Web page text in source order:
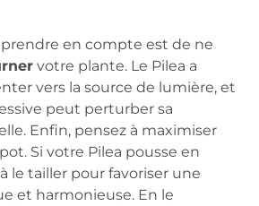
en compte est de ne
votre plante. Le Pilea a
vers la source de lumière, et
peut perturber sa
Enfin, pensez à maximiser
Si votre Pilea pousse en
le tailler pour favoriser une
et harmonieuse. En le